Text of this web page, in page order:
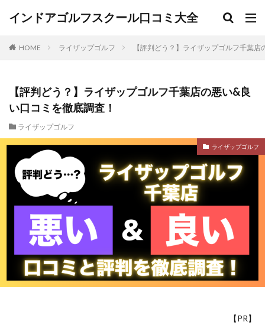
インドアゴルフスクール口コミ大全
HOME ライザップゴルフ 【評判どう？】ライザップゴルフ千葉
【評判どう？】ライザップゴルフ千葉店の悪い&良
い口コミを徹底調査！
ライザップゴルフ
ライザップゴルフ
【PR】